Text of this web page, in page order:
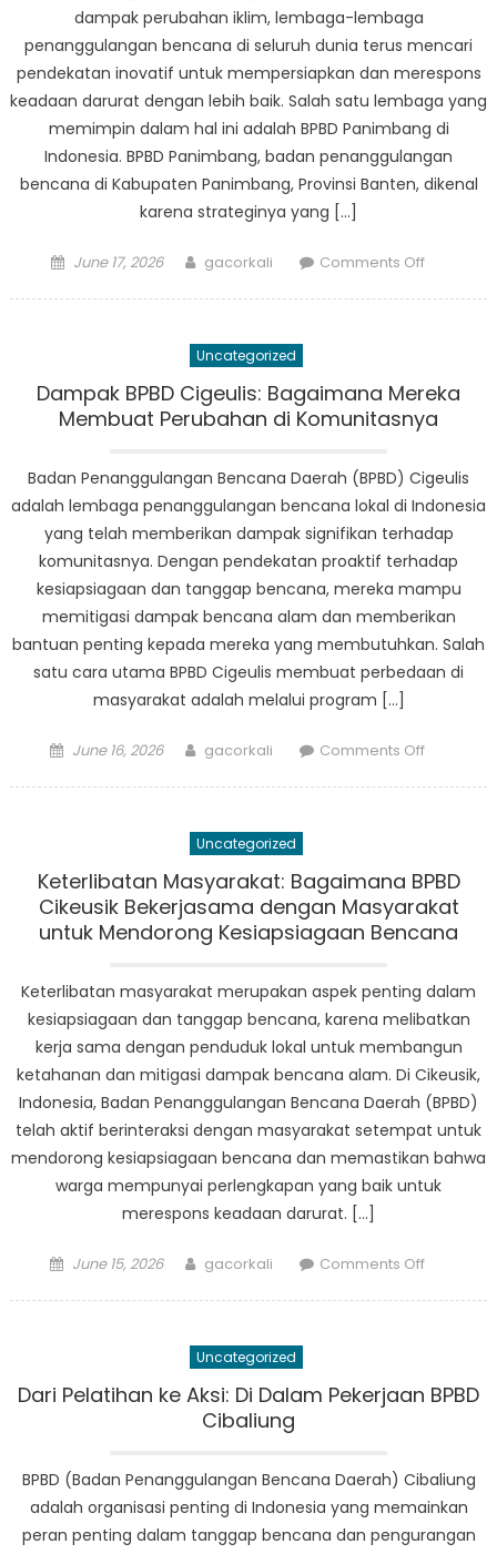
dampak perubahan iklim, lembaga-lembaga
penanggulangan bencana di seluruh dunia terus mencari
pendekatan inovatif untuk mempersiapkan dan merespons
keadaan darurat dengan lebih baik. Salah satu lembaga yang
memimpin dalam hal ini adalah BPBD Panimbang di
Indonesia. BPBD Panimbang, badan penanggulangan
bencana di Kabupaten Panimbang, Provinsi Banten, dikenal
karena strateginya yang […]
Posted
June 17, 2026 Author
gacorkali Comments Offon
dalam
Uncategorized
Dampak BPBD Cigeulis: Bagaimana Mereka
Membuat Perubahan di Komunitasnya
Badan Penanggulangan Bencana Daerah (BPBD) Cigeulis
adalah lembaga penanggulangan bencana lokal di Indonesia
yang telah memberikan dampak signifikan terhadap
komunitasnya. Dengan pendekatan proaktif terhadap
kesiapsiagaan dan tanggap bencana, mereka mampu
memitigasi dampak bencana alam dan memberikan
bantuan penting kepada mereka yang membutuhkan. Salah
satu cara utama BPBD Cigeulis membuat perbedaan di
masyarakat adalah melalui program […]
Posted
June 16, 2026 Author
gacorkali Comments Offon
Mereka
Membuat
Uncategorized
Keterlibatan Masyarakat: Bagaimana BPBD
Cikeusik Bekerjasama dengan Masyarakat
untuk Mendorong Kesiapsiagaan Bencana
Keterlibatan masyarakat merupakan aspek penting dalam
kesiapsiagaan dan tanggap bencana, karena melibatkan
kerja sama dengan penduduk lokal untuk membangun
ketahanan dan mitigasi dampak bencana alam. Di Cikeusik,
Indonesia, Badan Penanggulangan Bencana Daerah (BPBD)
telah aktif berinteraksi dengan masyarakat setempat untuk
mendorong kesiapsiagaan bencana dan memastikan bahwa
warga mempunyai perlengkapan yang baik untuk
merespons keadaan darurat. […]
Posted
June 15, 2026 Author
gacorkali Comments Offon
Cikeusik
untuk
Uncategorized
Dari Pelatihan ke Aksi: Di ​​Dalam Pekerjaan BPBD
Cibaliung
BPBD (Badan Penanggulangan Bencana Daerah) Cibaliung
adalah organisasi penting di Indonesia yang memainkan
peran penting dalam tanggap bencana dan pengurangan